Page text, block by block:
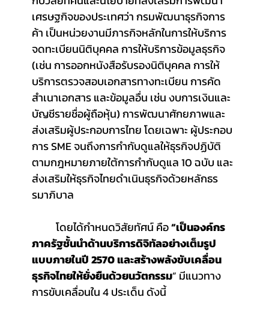
เศรษฐกิจของประเทศว่า กรมพัฒนาธุรกิจการ
ค้า เป็นหน่วยงานมีภารกิจหลักในการให้บริการ
จดทะเบียนนิติบุคคล การให้บริการข้อมูลธุรกิจ
(เช่น การออกหนังสือรับรองนิติบุคคล การให้
บริการตรวจสอบเอกสารทางทะเบียน การคัด
สำเนาเอกสาร และข้อมูลอื่น เช่น งบการเงินและ
บัญชีรายชื่อผู้ถือหุ้น) การพัฒนาศักยภาพและ
ส่งเสริมผู้ประกอบการไทย โดยเฉพาะ ผู้ประกอบ
การ SME จนถึงการกำกับดูแลให้ธุรกิจปฏิบัติ
ตามกฎหมายภายใต้การกำกับดูแล 10 ฉบับ และ
ส่งเสริมให้ธุรกิจไทยดำเนินธุรกิจด้วยหลักธร
รมาภิบาล
	โดยได้กำหนดวิสัยทัศน์ คือ
“เป็นองค์กร
ภาครัฐชั้นนำด้านบริการดิจิทัลอย่างเต็มรูป
แบบภายในปี 2570 และสร้างพลังขับเคลื่อน
ธุรกิจไทยให้ยั่งยืนด้วยนวัตกรรม” มีแนวทาง
การขับเคลื่อนใน 4 ประเด็น ดังนี้